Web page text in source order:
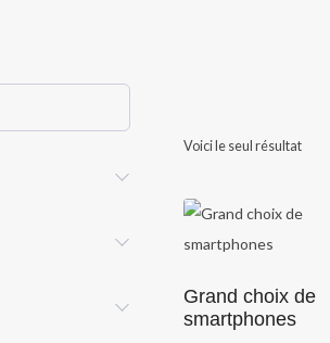
Voici le seul résultat
Grand choix de
smartphones